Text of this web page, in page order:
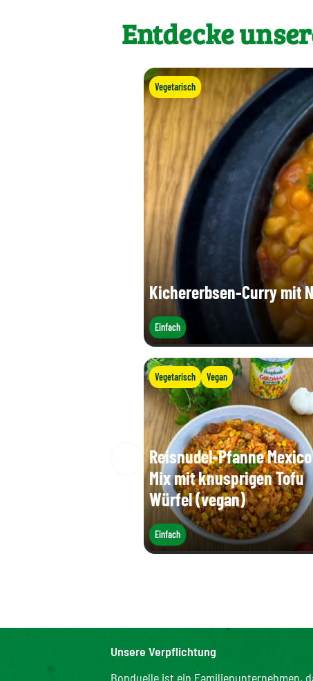
Entdecke
Vegetarisch
Kichererbsen-Curry mit
Einfach
Vegetarisch Vegan
Reisnudel-Pfanne Mexico
Mix mit knusprigen Tofu
Würfel (vegan)
Einfach
Unsere Verpflichtung
Bonduelle ist ein Familienunternehmen,